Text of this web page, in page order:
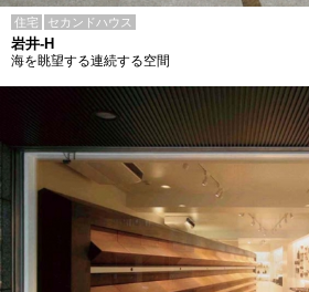
住宅 セカンドハウス
岩井-H
海を眺望する連続する空間